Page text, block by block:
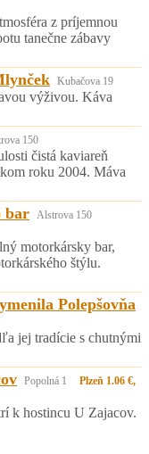
z príjemnou
tanečne zábavy
Kubačova 19
výživou. Káva
150
čistá kaviareň
roku 2004. Máva
bar Alstrova 150
motorkársky bar,
štýlu.
Polepšovňa
jej tradície s chutnými
Popolná 1
Plzeň 1.06 €,
k hostincu U Zajacov.